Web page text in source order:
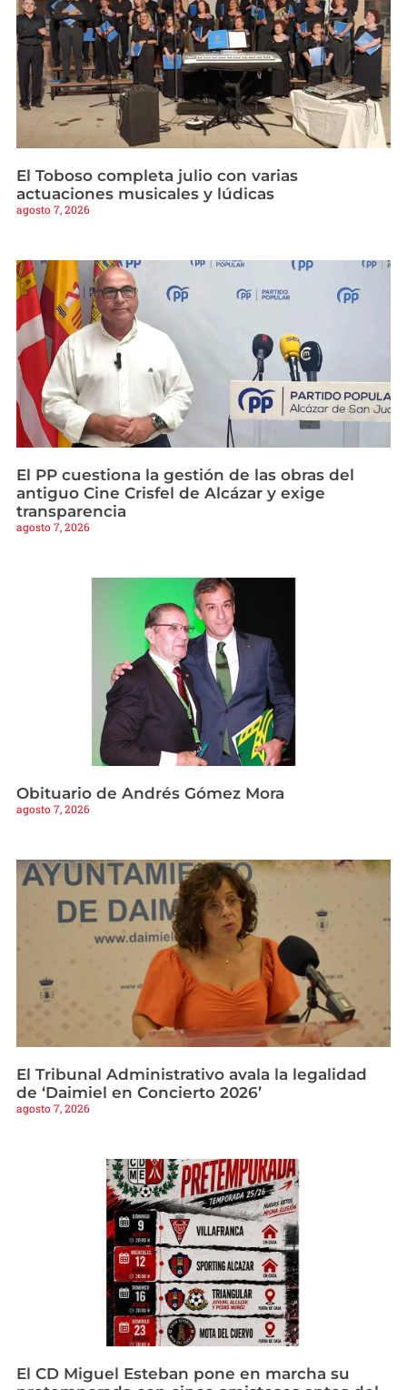
El Toboso completa julio con varias
actuaciones musicales y lúdicas
agosto 7, 2026
El PP cuestiona la gestión de las obras del
antiguo Cine Crisfel de Alcázar y exige
transparencia
agosto 7, 2026
Obituario de Andrés Gómez Mora
agosto 7, 2026
El Tribunal Administrativo avala la legalidad
de ‘Daimiel en Concierto 2026’
agosto 7, 2026
El CD Miguel Esteban pone en marcha su